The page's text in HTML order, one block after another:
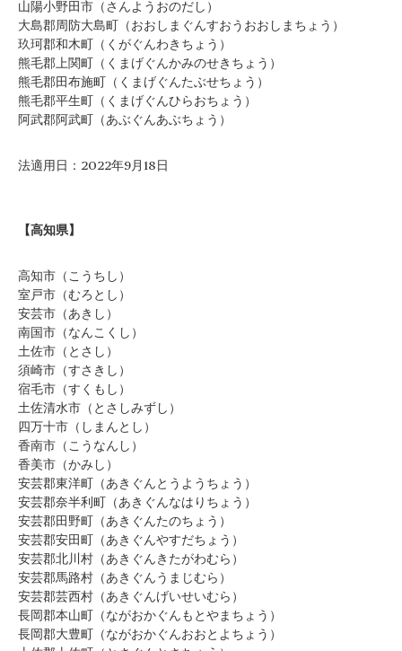
山陽小野田市（さんようおのだし）
大島郡周防大島町（おおしまぐんすおうおおしまちょう）
玖珂郡和木町（くがぐんわきちょう）
熊毛郡上関町（くまげぐんかみのせきちょう）
熊毛郡田布施町（くまげぐんたぶせちょう）
熊毛郡平生町（くまげぐんひらおちょう）
阿武郡阿武町（あぶぐんあぶちょう）
法適用日：2022年9月18日
【高知県】
高知市（こうちし）
室戸市（むろとし）
安芸市（あきし）
南国市（なんこくし）
土佐市（とさし）
須崎市（すさきし）
宿毛市（すくもし）
土佐清水市（とさしみずし）
四万十市（しまんとし）
香南市（こうなんし）
香美市（かみし）
安芸郡東洋町（あきぐんとうようちょう）
安芸郡奈半利町（あきぐんなはりちょう）
安芸郡田野町（あきぐんたのちょう）
安芸郡安田町（あきぐんやすだちょう）
安芸郡北川村（あきぐんきたがわむら）
安芸郡馬路村（あきぐんうまじむら）
安芸郡芸西村（あきぐんげいせいむら）
長岡郡本山町（ながおかぐんもとやまちょう）
長岡郡大豊町（ながおかぐんおおとよちょう）